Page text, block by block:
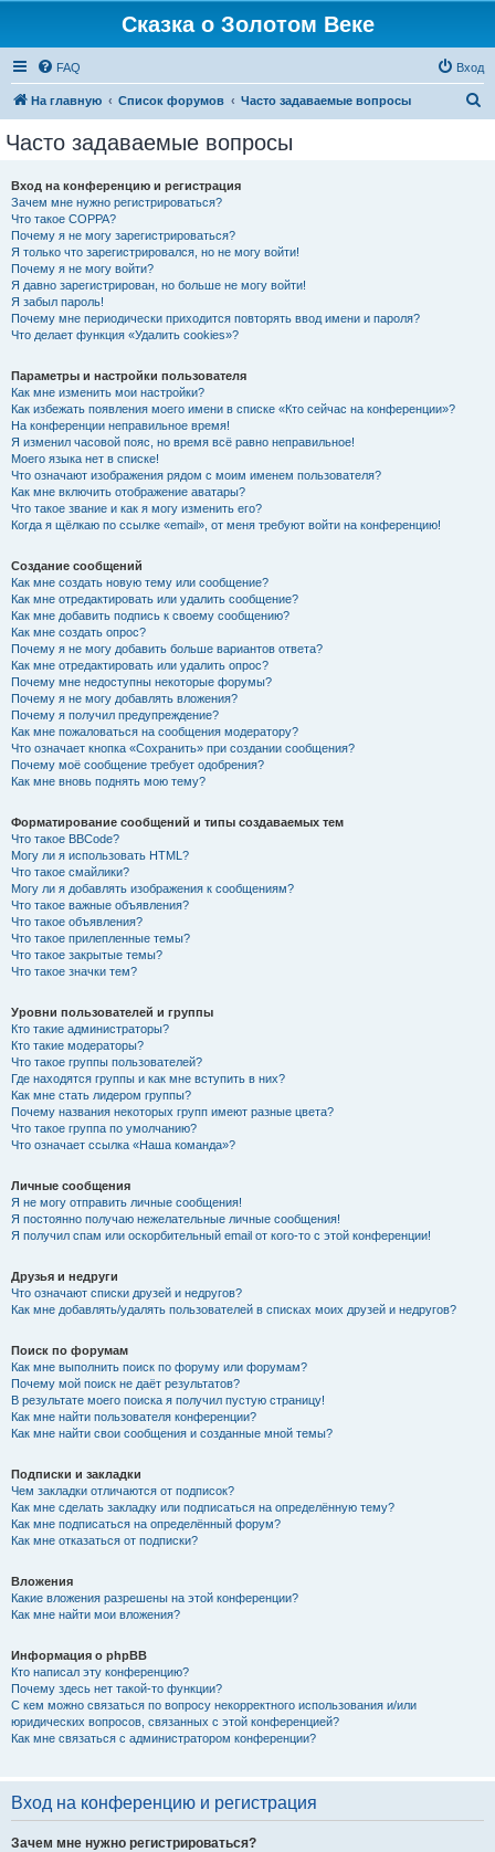
Сказка о Золотом Веке
FAQ Вход
На главную Список форумов Часто задаваемые вопросы
Часто задаваемые вопросы
Вход на конференцию и регистрация
Зачем мне нужно регистрироваться?
Что такое COPPA?
Почему я не могу зарегистрироваться?
Я только что зарегистрировался, но не могу войти!
Почему я не могу войти?
Я давно зарегистрирован, но больше не могу войти!
Я забыл пароль!
Почему мне периодически приходится повторять ввод имени и пароля?
Что делает функция «Удалить cookies»?
Параметры и настройки пользователя
Как мне изменить мои настройки?
Как избежать появления моего имени в списке «Кто сейчас на конференции»?
На конференции неправильное время!
Я изменил часовой пояс, но время всё равно неправильное!
Моего языка нет в списке!
Что означают изображения рядом с моим именем пользователя?
Как мне включить отображение аватары?
Что такое звание и как я могу изменить его?
Когда я щёлкаю по ссылке «email», от меня требуют войти на конференцию!
Создание сообщений
Как мне создать новую тему или сообщение?
Как мне отредактировать или удалить сообщение?
Как мне добавить подпись к своему сообщению?
Как мне создать опрос?
Почему я не могу добавить больше вариантов ответа?
Как мне отредактировать или удалить опрос?
Почему мне недоступны некоторые форумы?
Почему я не могу добавлять вложения?
Почему я получил предупреждение?
Как мне пожаловаться на сообщения модератору?
Что означает кнопка «Сохранить» при создании сообщения?
Почему моё сообщение требует одобрения?
Как мне вновь поднять мою тему?
Форматирование сообщений и типы создаваемых тем
Что такое BBCode?
Могу ли я использовать HTML?
Что такое смайлики?
Могу ли я добавлять изображения к сообщениям?
Что такое важные объявления?
Что такое объявления?
Что такое прилепленные темы?
Что такое закрытые темы?
Что такое значки тем?
Уровни пользователей и группы
Кто такие администраторы?
Кто такие модераторы?
Что такое группы пользователей?
Где находятся группы и как мне вступить в них?
Как мне стать лидером группы?
Почему названия некоторых групп имеют разные цвета?
Что такое группа по умолчанию?
Что означает ссылка «Наша команда»?
Личные сообщения
Я не могу отправить личные сообщения!
Я постоянно получаю нежелательные личные сообщения!
Я получил спам или оскорбительный email от кого-то с этой конференции!
Друзья и недруги
Что означают списки друзей и недругов?
Как мне добавлять/удалять пользователей в списках моих друзей и недругов?
Поиск по форумам
Как мне выполнить поиск по форуму или форумам?
Почему мой поиск не даёт результатов?
В результате моего поиска я получил пустую страницу!
Как мне найти пользователя конференции?
Как мне найти свои сообщения и созданные мной темы?
Подписки и закладки
Чем закладки отличаются от подписок?
Как мне сделать закладку или подписаться на определённую тему?
Как мне подписаться на определённый форум?
Как мне отказаться от подписки?
Вложения
Какие вложения разрешены на этой конференции?
Как мне найти мои вложения?
Информация о phpBB
Кто написал эту конференцию?
Почему здесь нет такой-то функции?
С кем можно связаться по вопросу некорректного использования и/или
юридических вопросов, связанных с этой конференцией?
Как мне связаться с администратором конференции?
Вход на конференцию и регистрация
Зачем мне нужно регистрироваться?